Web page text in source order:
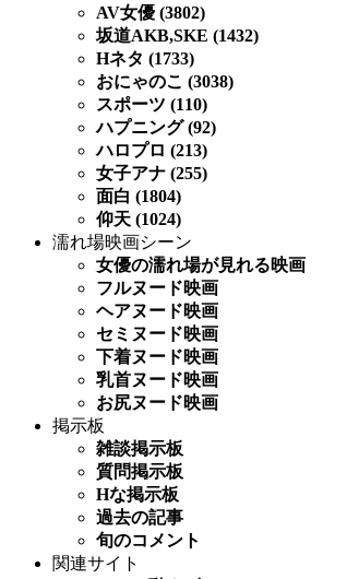
AV女優 (3802)
坂道AKB,SKE (1432)
Hネタ (1733)
おにゃのこ (3038)
スポーツ (110)
ハプニング (92)
ハロプロ (213)
女子アナ (255)
面白 (1804)
仰天 (1024)
濡れ場映画シーン
女優の濡れ場が見れる映画
フルヌード映画
ヘアヌード映画
セミヌード映画
下着ヌード映画
乳首ヌード映画
お尻ヌード映画
掲示板
雑談掲示板
質問掲示板
Hな掲示板
過去の記事
旬のコメント
関連サイト